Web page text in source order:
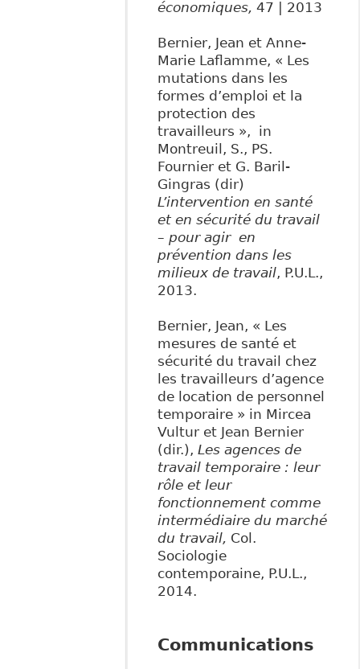
économiques, 47 | 2013
Bernier, Jean et Anne-
Marie Laflamme, « Les
mutations dans les
formes d’emploi et la
protection des
travailleurs », in
Montreuil, S., PS.
Fournier et G. Baril-
Gingras (dir)
L’intervention en santé
et en sécurité du travail
– pour agir en
prévention dans les
milieux de travail, P.U.L.,
2013.
Bernier, Jean, « Les
mesures de santé et
sécurité du travail chez
les travailleurs d’agence
de location de personnel
temporaire » in Mircea
Vultur et Jean Bernier
(dir.), Les agences de
travail temporaire : leur
rôle et leur
fonctionnement comme
intermédiaire du marché
du travail, Col.
Sociologie
contemporaine, P.U.L.,
2014.
Communications